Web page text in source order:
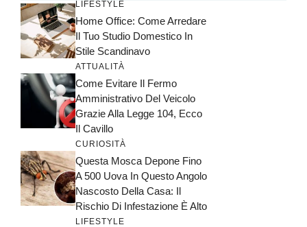
LIFESTYLE
Home Office: Come Arredare
Il Tuo Studio Domestico In
Stile Scandinavo
ATTUALITÀ
Come Evitare Il Fermo
Amministrativo Del Veicolo
Grazie Alla Legge 104, Ecco
Il Cavillo
CURIOSITÀ
Questa Mosca Depone Fino
A 500 Uova In Questo Angolo
Nascosto Della Casa: Il
Rischio Di Infestazione È Alto
LIFESTYLE